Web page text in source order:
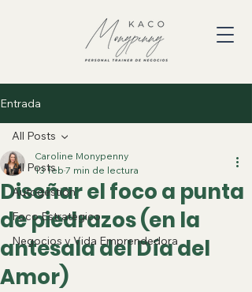
Entrada
All Posts
Autogestión
Foco Estratégico
Negocios y Vida Emprendedora
All Posts
Diseñar el foco a punta
de piedrazos (en la
antesala del Día del
Amor)
Caroline Monypenny
13 feb 7 min de lectura